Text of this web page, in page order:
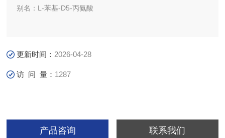
别名：L-苯基-D5-丙氨酸
更新时间： 2026-04-28
访 问 量： 1287
产品咨询 联系我们